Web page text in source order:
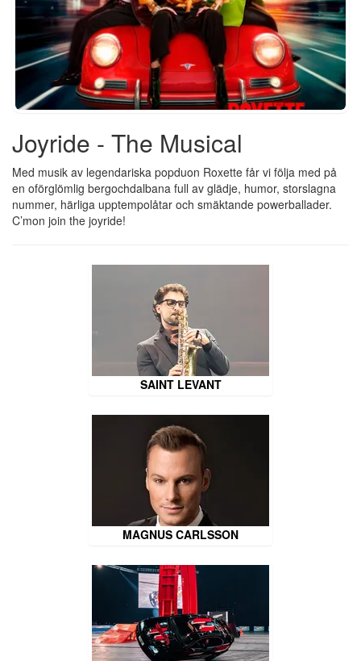
Joyride - The Musical
Med musik av legendariska popduon Roxette får vi följa med på
en oförglömlig bergochdalbana full av glädje, humor, storslagna
nummer, härliga upptempolåtar och smäktande powerballader.
C’mon join the joyride!
SAINT LEVANT
MAGNUS CARLSSON